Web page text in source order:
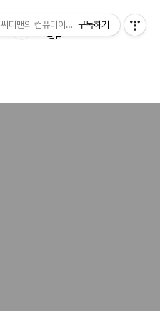
씨디맨의 컴퓨터이야기구독하기